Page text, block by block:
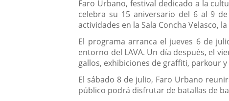
Descripción
Faro Urbano, festival dedicado a la
celebra su 15 aniversario del 6 al 9
actividades en la Sala Concha Velasco,
El programa arranca el jueves 6 de
entorno del LAVA. Un día después, el
gallos, exhibiciones de graffiti, parkour
El sábado 8 de julio, Faro Urbano
público podrá disfrutar de batallas de